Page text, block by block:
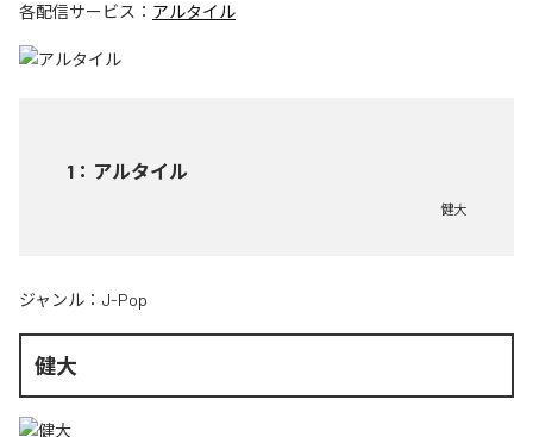
各配信サービス： アルタイル
1 ： アルタイル
健大
ジャンル： J-Pop
健大